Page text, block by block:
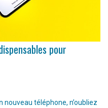
pour
téléphone, n’oubliez